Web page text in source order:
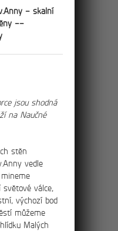
městy
překladu
vstupu k
– skalní
––
jsou shodná
na Naučné
stěn
vedle
válce,
výchozí bod
můžeme
Malých